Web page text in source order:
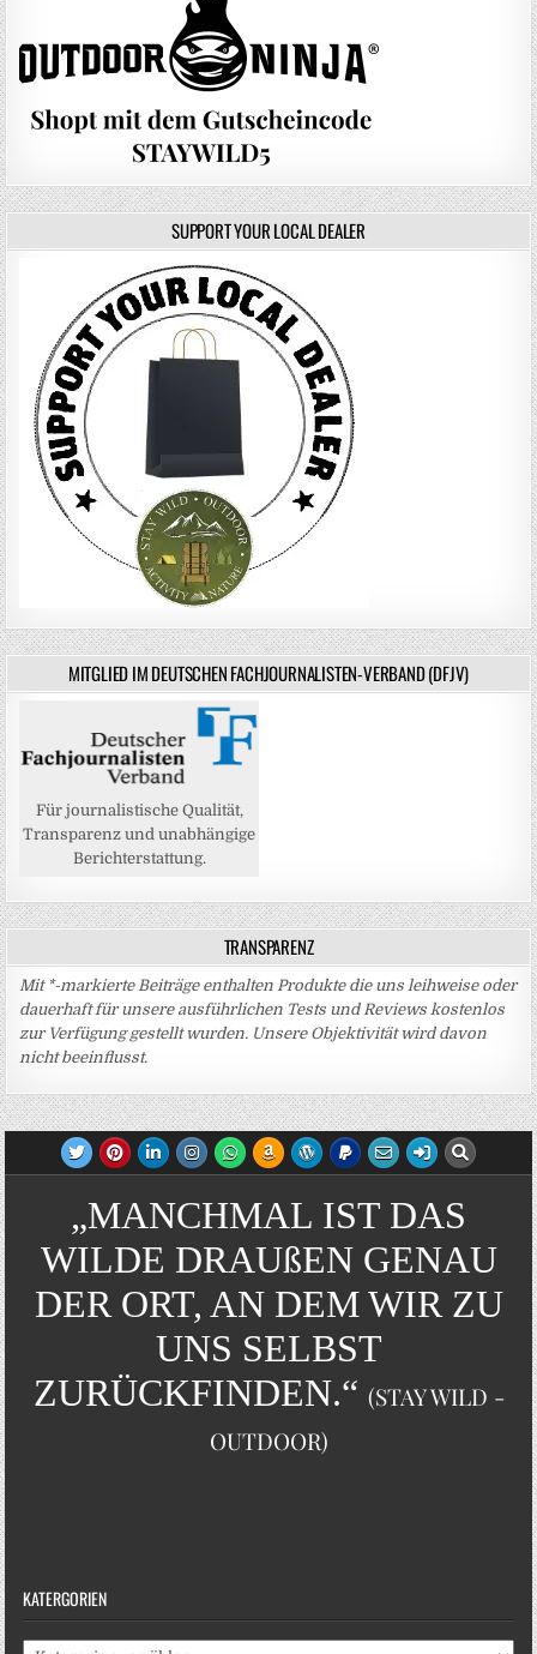
SUPPORT YOUR LOCAL DEALER
MITGLIED IM DEUTSCHEN FACHJOURNALISTEN-VERBAND (DFJV)
Für journalistische Qualität,
Transparenz und unabhängige
Berichterstattung.
TRANSPARENZ
Mit *-markierte Beiträge enthalten Produkte die uns leihweise oder
dauerhaft für unsere ausführlichen Tests und Reviews kostenlos
zur Verfügung gestellt wurden. Unsere Objektivität wird davon
nicht beeinflusst.
„MANCHMAL IST DAS
WILDE DRAUßEN GENAU
DER ORT, AN DEM WIR ZU
UNS SELBST
ZURÜCKFINDEN.“ (STAY WILD -
OUTDOOR)
KATERGORIEN
Katergorien